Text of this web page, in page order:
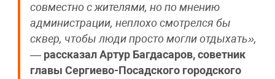
совместно с жителями, но по мнению
администрации, неплохо смотрелся бы
сквер, чтобы люди просто могли отдыхать»,
— рассказал Артур Багдасаров, советник
главы Сергиево-Посадского городского